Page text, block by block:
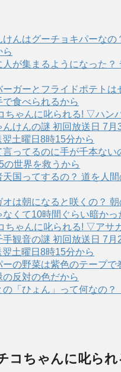
けんはグーチョキパーなの
ら
人が集まるようになった？
ーガーとフライドポテトは
食べられるから
ちゃんに叱られる! ▽ハン
けんの謎 初回放送日 7月
土曜日8時15分から
ってるのに手が千本ない
の世界を救うから
天国ってするの？ 道を人
オは朝になると咲くの？
くて10時間ぐらい暗かっ
ちゃんに叱られる! ▽アサ
観音の謎 初回放送日 7月
土曜日8時15分から
ーの野菜は紫色のテープで
反対の色だから
の「ひょん」って何なの
コちゃんに叱られ